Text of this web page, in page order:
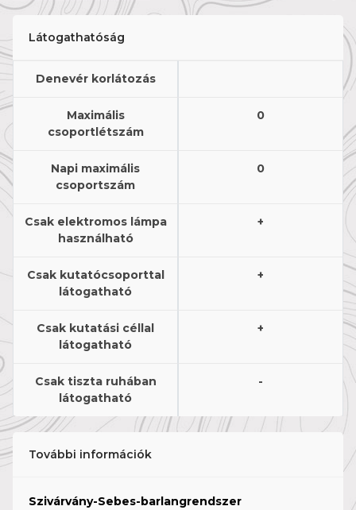
Látogathatóság
Denevér korlátozás
Maximális
csoportlétszám
0
Napi maximális
csoportszám
0
Csak elektromos lámpa
használható
+
Csak kutatócsoporttal
látogatható
+
Csak kutatási céllal
látogatható
+
Csak tiszta ruhában
látogatható
-
További információk
Szivárvány-Sebes-barlangrendszer